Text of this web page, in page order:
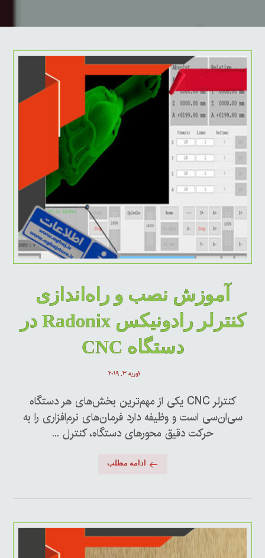
آموزش نصب و راه‌اندازی
کنترلر رادونیکس Radonix در
دستگاه CNC
فوریه ۳, ۲۰۱۹
کنترلر CNC یکی از مهم‌ترین بخش‌های هر دستگاه
سی‌ان‌سی است و وظیفه دارد فرمان‌های نرم‌افزاری را به
حرکت دقیق محورهای دستگاه، کنترل ...
ادامه مطلب